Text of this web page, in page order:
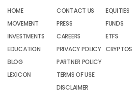
HOME
MOVEMENT
INVESTMENTS
EDUCATION
BLOG
LEXICON
CONTACT US
PRESS
CAREERS
PRIVACY POLICY
PARTNER POLICY
TERMS OF USE
DISCLAIMER
EQUITIES
FUNDS
ETFS
CRYPTOS